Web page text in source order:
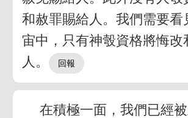
和赦罪賜給人。我們需要看
宙中，只有神彀資格將悔改
人。
在積極一面，我們已經